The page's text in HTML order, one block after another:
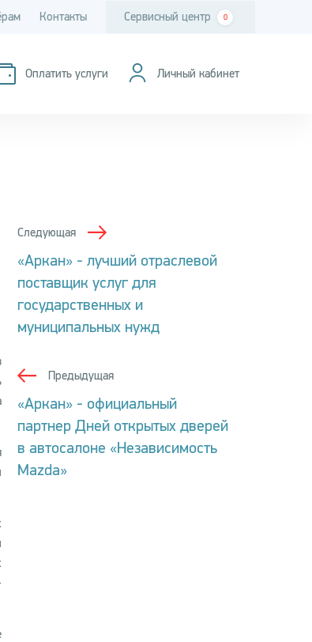
Контакты Сервисный центр 0
Оплатить услуги Личный кабинет
Следующая
«Аркан» - лучший отраслевой
поставщик услуг для
государственных и
муниципальных нужд
Предыдущая
«Аркан» - официальный
партнер Дней открытых дверей
в автосалоне «Независимость
Mazda»